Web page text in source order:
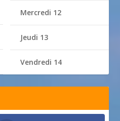
Mercredi 12
Jeudi 13
Vendredi 14